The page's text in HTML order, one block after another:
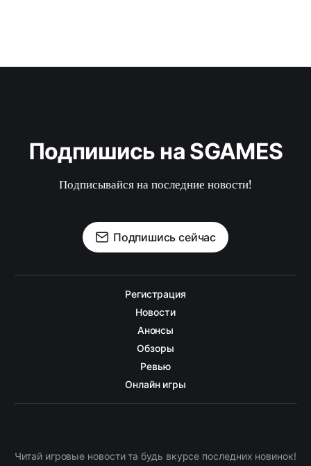
Подпишись на SGAMES
Подписывайся на последние новости!
Подпишись сейчас
Регистрация
Новости
Анонсы
Обзоры
Ревью
Онлайн игры
Читай игровые новости та будь вкурсе последних новинок!